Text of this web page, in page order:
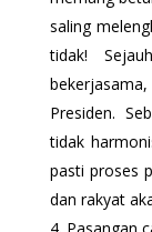
saling
tidak!
Presiden.
tidak
pasti proses
dan rakyat